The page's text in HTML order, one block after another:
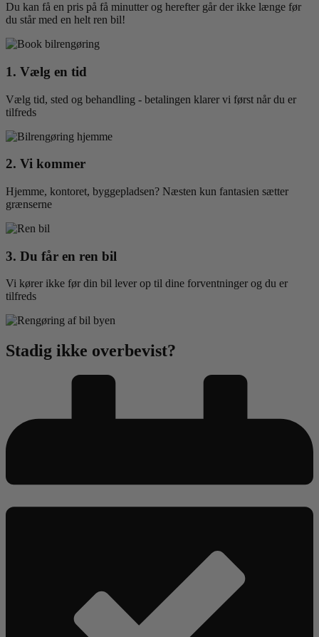
Du kan få en pris på få minutter og herefter går der ikke længe før
du står med en helt ren bil!
1. Vælg en tid
Vælg tid, sted og behandling - betalingen klarer vi først når du er
tilfreds
2. Vi kommer
Hjemme, kontoret, byggepladsen? Næsten kun fantasien sætter
grænserne
3. Du får en ren bil
Vi kører ikke før din bil lever op til dine forventninger og du er
tilfreds
Stadig ikke overbevist?